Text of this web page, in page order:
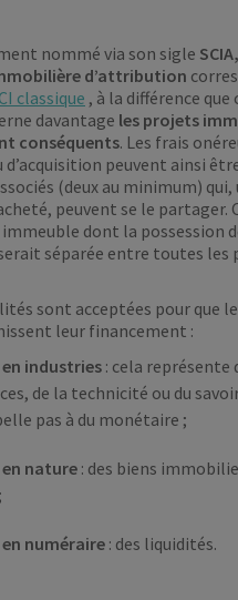
nommé via son sigle
d’attribution
classique , à la différence que
davantage les projets
conséquents. Les frais
peuvent ainsi
(deux au minimum) qui,
peuvent se le partager.
dont la possession
séparée entre toutes les
sont acceptées pour que
leur financement :
en industries : cela représente
de la technicité ou du
pas à du monétaire ;
en nature : des biens
en numéraire : des liquidités.